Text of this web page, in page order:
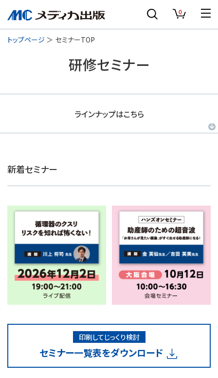
0
トップページ セミナーTOP
研修セミナー
ラインナップはこちら
新着セミナー
印刷してじっくり検討
セミナー一覧表をダウンロード